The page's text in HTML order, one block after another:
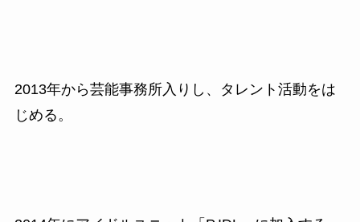
2013年から芸能事務所入りし、タレント活動をは
じめる。